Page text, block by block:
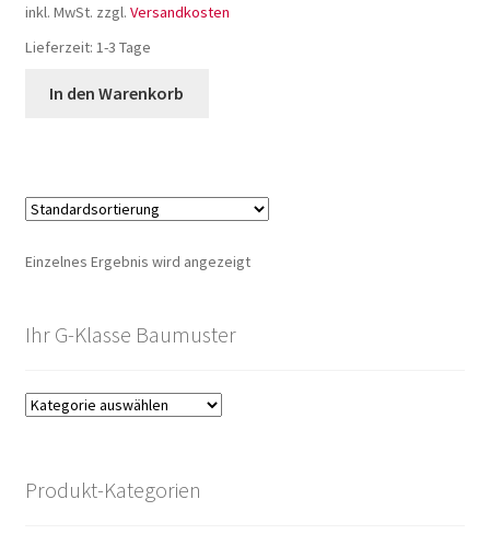
inkl. MwSt. zzgl. Versandkosten
Lieferzeit: 1-3 Tage
In den Warenkorb
Einzelnes Ergebnis wird angezeigt
Ihr G-Klasse Baumuster
Produkt-Kategorien